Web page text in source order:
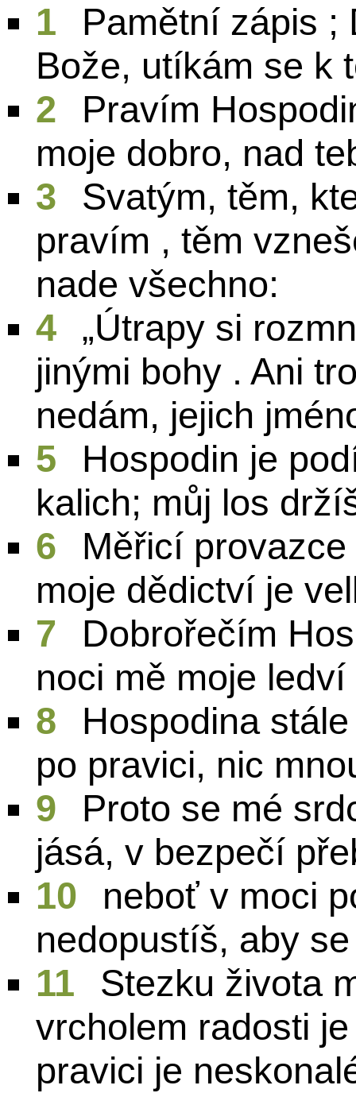
1
Pamětní zápis ;
Bože, utíkám se k
2
Pravím
moje dobro, nad
3
Svatým, těm,
pravím , těm
nade všechno:
4
„Útrapy si
jinými bohy . Ani
nedám, jejich
5
Hospodin je
kalich; můj los
6
Měřicí
moje dědictví je
7
Dobrořečím
noci mě moje
8
Hospodina
po pravici, nic
9
Proto se mé
jásá, v bezpečí
10
neboť v moci
nedopustíš, aby
11
Stezku života
vrcholem radosti
pravici je